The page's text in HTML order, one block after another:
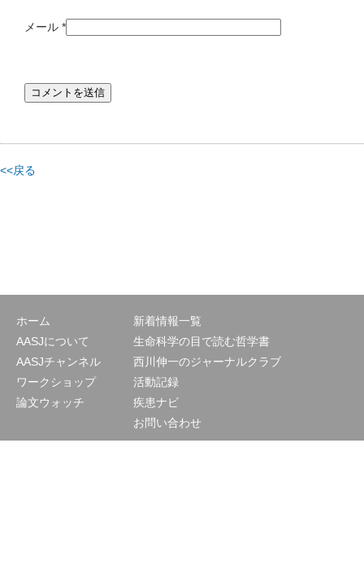
メール *
<<戻る
ホーム
AASJについて
AASJチャンネル
ワークショップ
論文ウォッチ
新着情報一覧
生命科学の目で読む哲学書
西川伸一のジャーナルクラブ
活動記録
疾患ナビ
お問い合わせ